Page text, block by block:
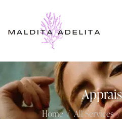
Home All Services